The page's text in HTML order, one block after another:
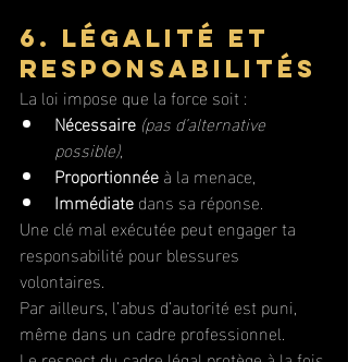
6. Légalité et
responsabilités
La loi impose que la force soit :
Nécessaire (pas d’alternative
possible),
Proportionnée à la menace,
Immédiate dans sa réponse.
Une clé mal exécutée peut engager ta
responsabilité pour blessures
volontaires.
Par ailleurs, l’abus d’autorité est puni,
même dans un cadre professionnel.